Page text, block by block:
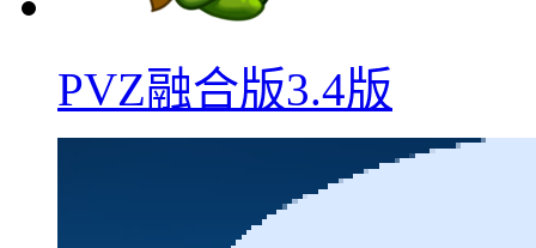
PVZ融合版3.4版